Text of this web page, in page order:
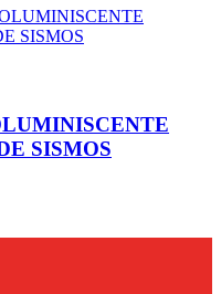
SISMOS